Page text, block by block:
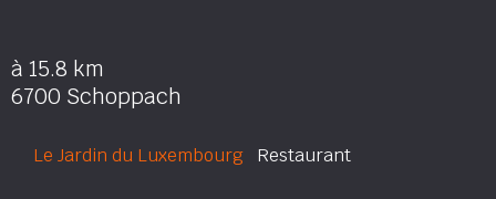
à 15.8 km
6700 Schoppach
Le Jardin du Luxembourg Restaurant